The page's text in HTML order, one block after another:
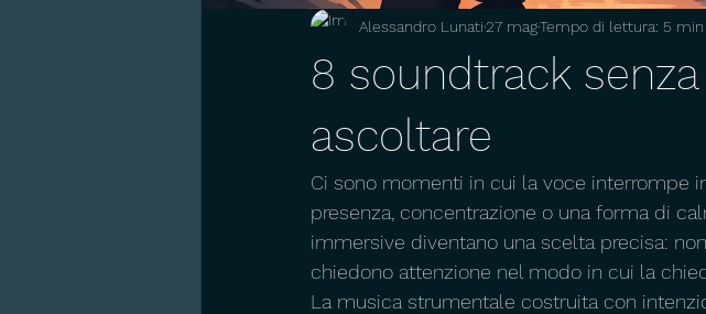
8 soundtrack
ascoltare
Alessandro Lunati27 magTempo di lettura: 5 min
Ci sono momenti in cui la voce interrompe
presenza, concentrazione o una forma di
immersive diventano una scelta precisa:
chiedono attenzione nel modo in cui la
La musica strumentale costruita con